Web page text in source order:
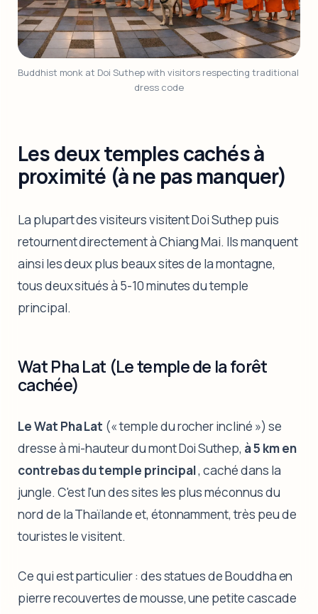
Buddhist monk at Doi Suthep with visitors respecting traditional
dress code
Les deux temples cachés à
proximité (à ne pas manquer)
La plupart des visiteurs visitent Doi Suthep puis
retournent directement à Chiang Mai. Ils manquent
ainsi les deux plus beaux sites de la montagne,
tous deux situés à 5-10 minutes du temple
principal.
Wat Pha Lat (Le temple de la forêt
cachée)
Le Wat Pha Lat (« temple du rocher incliné ») se
dresse à mi-hauteur du mont Doi Suthep, à 5 km en
contrebas du temple principal, caché dans la
jungle. C'est l'un des sites les plus méconnus du
nord de la Thaïlande et, étonnamment, très peu de
touristes le visitent.
Ce qui est particulier : des statues de Bouddha en
pierre recouvertes de mousse, une petite cascade